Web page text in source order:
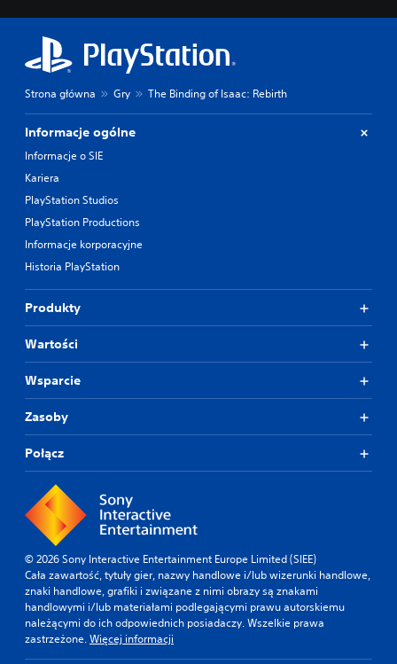
Strona główna Gry The Binding of Isaac: Rebirth
Informacje ogólne
Informacje o SIE
Kariera
PlayStation Studios
PlayStation Productions
Informacje korporacyjne
Historia PlayStation
Produkty
Wartości
Wsparcie
Zasoby
Połącz
© 2026 Sony Interactive Entertainment Europe Limited (SIEE)
Cała zawartość, tytuły gier, nazwy handlowe i/lub wizerunki handlowe,
znaki handlowe, grafiki i związane z nimi obrazy są znakami
handlowymi i/lub materiałami podlegającymi prawu autorskiemu
należącymi do ich odpowiednich posiadaczy. Wszelkie prawa
zastrzeżone.Więcej informacji